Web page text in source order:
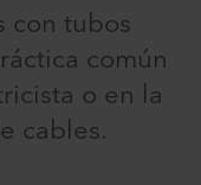
con tubos
común
o en la
cables.